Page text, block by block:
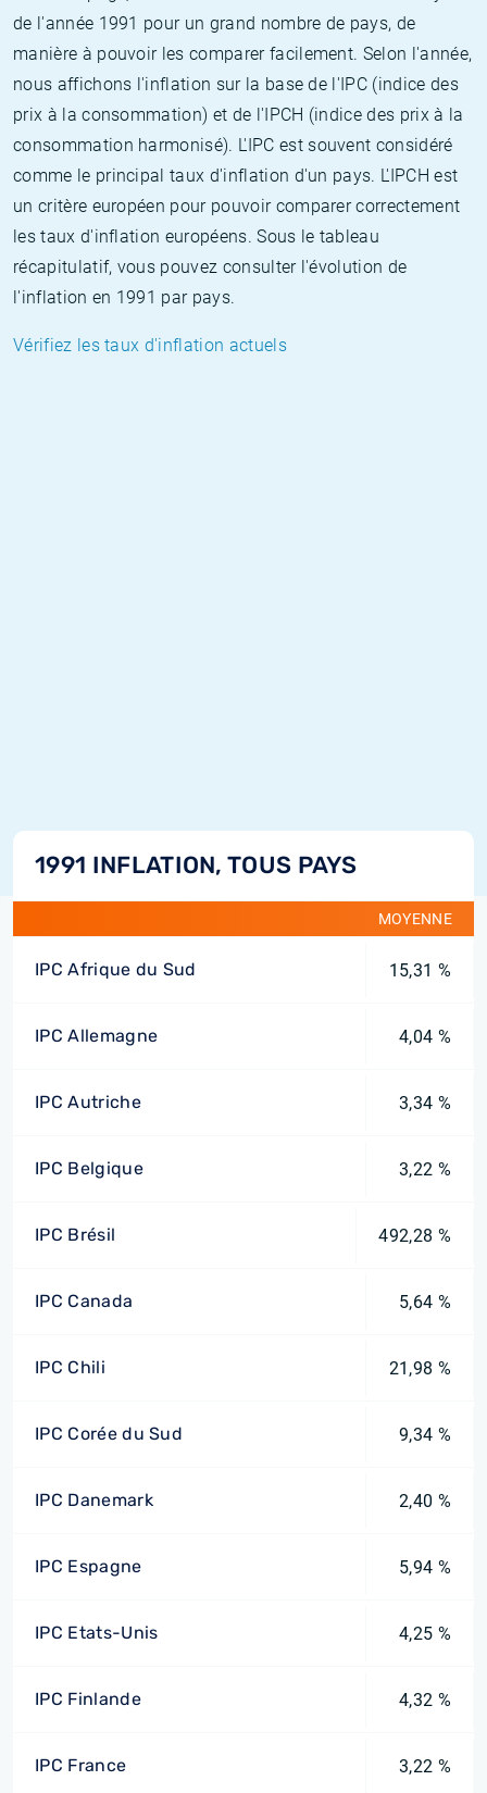
de l'année 1991 pour un grand nombre de pays, de
manière à pouvoir les comparer facilement. Selon l'année,
nous affichons l'inflation sur la base de l'IPC (indice des
prix à la consommation) et de l'IPCH (indice des prix à la
consommation harmonisé). L'IPC est souvent considéré
comme le principal taux d'inflation d'un pays. L'IPCH est
un critère européen pour pouvoir comparer correctement
les taux d'inflation européens. Sous le tableau
récapitulatif, vous pouvez consulter l'évolution de
l'inflation en 1991 par pays.
Vérifiez les taux d'inflation actuels
1991 INFLATION, TOUS PAYS
MOYENNE
IPC Afrique du Sud 15,31 %
IPC Allemagne 4,04 %
IPC Autriche 3,34 %
IPC Belgique 3,22 %
IPC Brésil 492,28 %
IPC Canada 5,64 %
IPC Chili 21,98 %
IPC Corée du Sud 9,34 %
IPC Danemark 2,40 %
IPC Espagne 5,94 %
IPC Etats-Unis 4,25 %
IPC Finlande 4,32 %
IPC France 3,22 %